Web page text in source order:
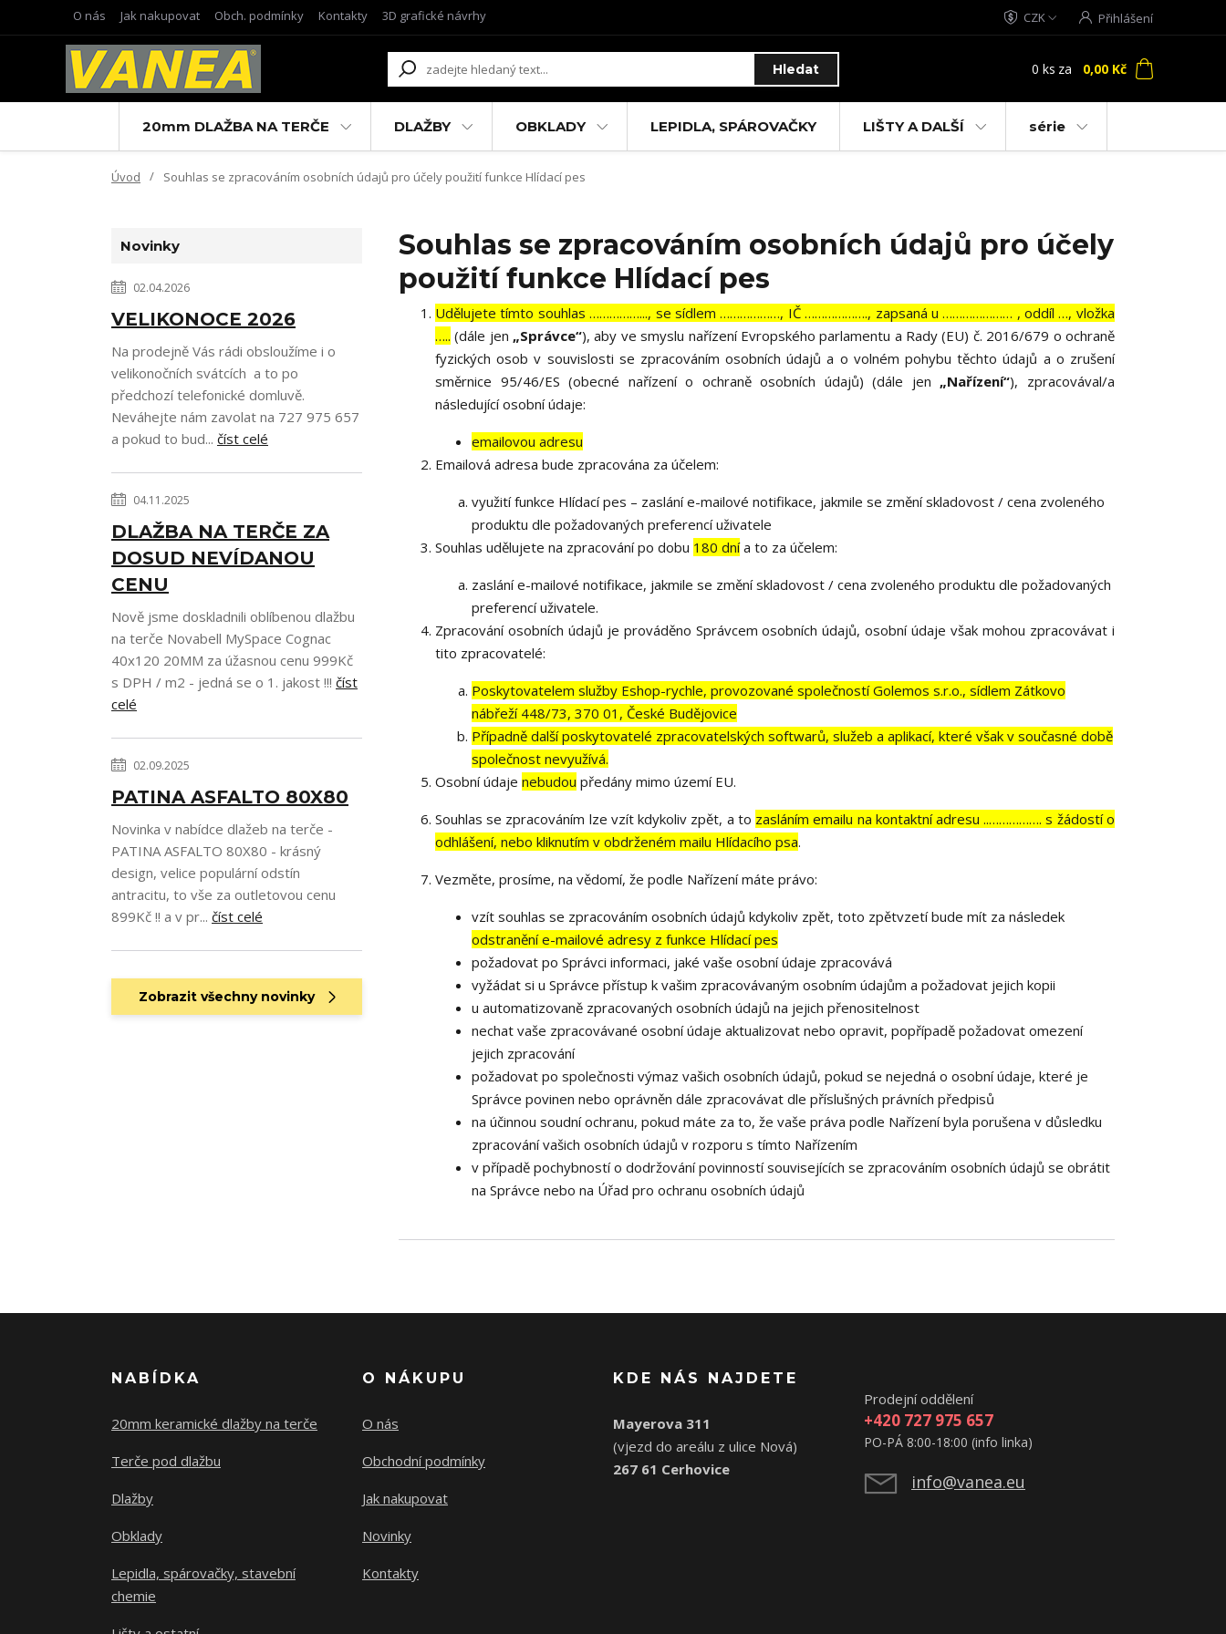
O nás Jak nakupovat Obch. podmínky Kontakty 3D grafické návrhy CZK Přihlášení
Hledat 0 ks za 0,00 Kč
20mm DLAŽBA NA TERČE DLAŽBY OBKLADY LEPIDLA, SPÁROVAČKY LIŠTY A DALŠÍ série
Úvod Souhlas se zpracováním osobních údajů pro účely použití funkce Hlídací pes
Novinky
02.04.2026
VELIKONOCE 2026
Na prodejně Vás rádi obsloužíme i o
velikonočních svátcích a to po
předchozí telefonické domluvě.
Neváhejte nám zavolat na 727 975 657
a pokud to bud... číst celé
04.11.2025
DLAŽBA NA TERČE ZA
DOSUD NEVÍDANOU
CENU
Nově jsme doskladnili oblíbenou dlažbu
na terče Novabell MySpace Cognac
40x120 20MM za úžasnou cenu 999Kč
s DPH / m2 - jedná se o 1. jakost !!! číst
celé
02.09.2025
PATINA ASFALTO 80X80
Novinka v nabídce dlažeb na terče -
PATINA ASFALTO 80X80 - krásný
design, velice populární odstín
antracitu, to vše za outletovou cenu
899Kč !! a v pr... číst celé
Zobrazit všechny novinky
Souhlas se zpracováním osobních údajů pro účely
použití funkce Hlídací pes
Udělujete tímto souhlas ……………..., se sídlem ………………, IČ ………………., zapsaná u ………………… , oddíl …, vložka
….. (dále jen „Správce“), aby ve smyslu nařízení Evropského parlamentu a Rady (EU) č. 2016/679 o ochraně
fyzických osob v souvislosti se zpracováním osobních údajů a o volném pohybu těchto údajů a o zrušení
směrnice 95/46/ES (obecné nařízení o ochraně osobních údajů) (dále jen „Nařízení“), zpracovával/a
následující osobní údaje:
emailovou adresu
Emailová adresa bude zpracována za účelem:
využití funkce Hlídací pes – zaslání e-mailové notifikace, jakmile se změní skladovost / cena zvoleného
produktu dle požadovaných preferencí uživatele
Souhlas udělujete na zpracování po dobu 180 dnía to za účelem:
zaslání e-mailové notifikace, jakmile se změní skladovost / cena zvoleného produktu dle požadovaných
preferencí uživatele.
Zpracování osobních údajů je prováděno Správcem osobních údajů, osobní údaje však mohou zpracovávat i
tito zpracovatelé:
Poskytovatelem služby Eshop-rychle, provozované společností Golemos s.r.o., sídlem Zátkovo
nábřeží 448/73, 370 01, České Budějovice
Případně další poskytovatelé zpracovatelských softwarů, služeb a aplikací, které však v současné době
společnost nevyužívá.
Osobní údaje nebudou předány mimo území EU.
Souhlas se zpracováním lze vzít kdykoliv zpět, a to zasláním emailu na kontaktní adresu ..……………. s žádostí o
odhlášení, nebo kliknutím v obdrženém mailu Hlídacího psa.
Vezměte, prosíme, na vědomí, že podle Nařízení máte právo:
vzít souhlas se zpracováním osobních údajů kdykoliv zpět, toto zpětvzetí bude mít za následek
odstranění e-mailové adresy z funkce Hlídací pes
požadovat po Správci informaci, jaké vaše osobní údaje zpracovává
vyžádat si u Správce přístup k vašim zpracovávaným osobním údajům a požadovat jejich kopii
u automatizovaně zpracovaných osobních údajů na jejich přenositelnost
nechat vaše zpracovávané osobní údaje aktualizovat nebo opravit, popřípadě požadovat omezení
jejich zpracování
požadovat po společnosti výmaz vašich osobních údajů, pokud se nejedná o osobní údaje, které je
Správce povinen nebo oprávněn dále zpracovávat dle příslušných právních předpisů
na účinnou soudní ochranu, pokud máte za to, že vaše práva podle Nařízení byla porušena v důsledku
zpracování vašich osobních údajů v rozporu s tímto Nařízením
v případě pochybností o dodržování povinností souvisejících se zpracováním osobních údajů se obrátit
na Správce nebo na Úřad pro ochranu osobních údajů
NABÍDKA
20mm keramické dlažby na terče
Terče pod dlažbu
Dlažby
Obklady
Lepidla, spárovačky, stavební
chemie
O NÁKUPU
O nás
Obchodní podmínky
Jak nakupovat
Novinky
Kontakty
KDE NÁS NAJDETE
Mayerova 311
(vjezd do areálu z ulice Nová)
267 61 Cerhovice
Prodejní oddělení
+420 727 975 657
PO-PÁ 8:00-18:00 (info linka)
info@vanea.eu